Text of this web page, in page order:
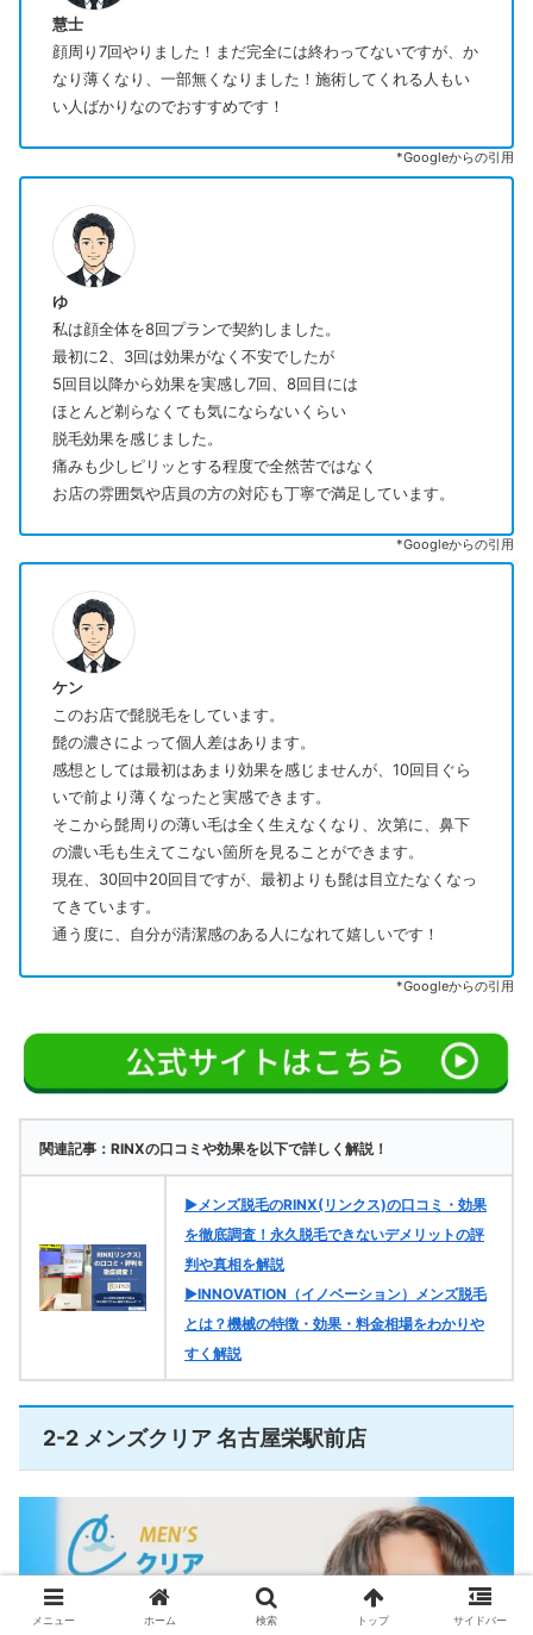
慧士
顔周り7回やりました！まだ完全には終わってないですが、か
なり薄くなり、一部無くなりました！施術してくれる人もい
い人ばかりなのでおすすめです！
*Googleからの引用
ゆ
私は顔全体を8回プランで契約しました。
最初に2、3回は効果がなく不安でしたが
5回目以降から効果を実感し7回、8回目には
ほとんど剃らなくても気にならないくらい
脱毛効果を感じました。
痛みも少しピリッとする程度で全然苦ではなく
お店の雰囲気や店員の方の対応も丁寧で満足しています。
*Googleからの引用
ケン
このお店で髭脱毛をしています。
髭の濃さによって個人差はあります。
感想としては最初はあまり効果を感じませんが、10回目ぐら
いで前より薄くなったと実感できます。
そこから髭周りの薄い毛は全く生えなくなり、次第に、鼻下
の濃い毛も生えてこない箇所を見ることができます。
現在、30回中20回目ですが、最初よりも髭は目立たなくなっ
てきています。
通う度に、自分が清潔感のある人になれて嬉しいです！
*Googleからの引用
関連記事：RINXの口コミや効果を以下で詳しく解説！
▶メンズ脱毛のRINX(リンクス)の口コミ・効果
を徹底調査！永久脱毛できないデメリットの評
判や真相を解説
▶INNOVATION（イノベーション）メンズ脱毛
とは？機械の特徴・効果・料金相場をわかりや
すく解説
2-2 メンズクリア 名古屋栄駅前店
メニュー ホーム 検索 トップ サイドバー